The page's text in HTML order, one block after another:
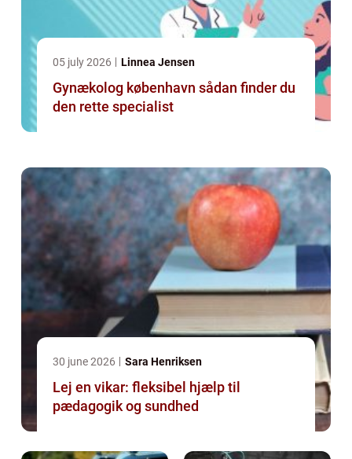
05 july 2026 Linnea Jensen
Gynækolog københavn sådan finder du
den rette specialist
30 june 2026 Sara Henriksen
Lej en vikar: fleksibel hjælp til
pædagogik og sundhed